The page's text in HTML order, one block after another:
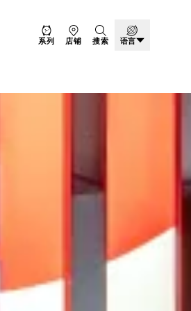
系列 店铺 搜索 语言